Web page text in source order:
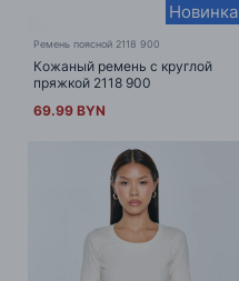
Новинка
Ремень поясной 2118 900
Кожаный ремень с круглой
пряжкой 2118 900
69.99 BYN